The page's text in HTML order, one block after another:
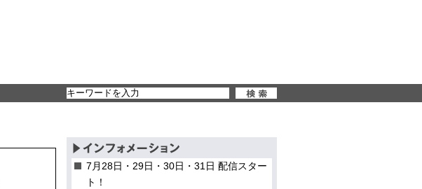
7月28日・29日・30日・31日 配信スター
ト！